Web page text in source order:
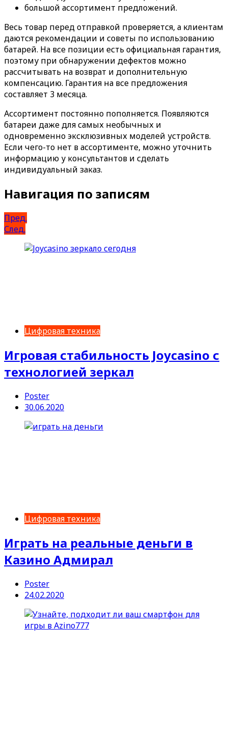
большой ассортимент предложений.
Весь товар перед отправкой проверяется, а клиентам
даются рекомендации и советы по использованию
батарей. На все позиции есть официальная гарантия,
поэтому при обнаружении дефектов можно
рассчитывать на возврат и дополнительную
компенсацию. Гарантия на все предложения
составляет 3 месяца.
Ассортимент постоянно пополняется. Появляются
батареи даже для самых необычных и
одновременно эксклюзивных моделей устройств.
Если чего-то нет в ассортименте, можно уточнить
информацию у консультантов и сделать
индивидуальный заказ.
Навигация по записям
Пред.
След.
Цифровая техника
Игровая стабильность Joycasino с
технологией зеркал
Poster
30.06.2020
Цифровая техника
Играть на реальные деньги в
Казино Адмирал
Poster
24.02.2020